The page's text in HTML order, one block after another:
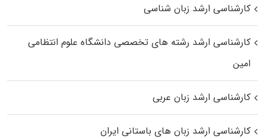
کارشناسی ارشد زبان شناسی
کارشناسی ارشد رﺷﺘﻪ ﻫﺎی تخصصی داﻧﺸﮕﺎه ﻋﻠﻮم انتظامی
اﻣﻴﻦ
کارشناسی ارشد زبان عربی
کارشناسی ارشد زبان‌ های باستانی ایران